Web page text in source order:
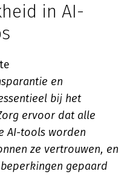
in AI-
en
bij het
ervoor dat alle
AI-tools worden
ze vertrouwen, en
gepaard